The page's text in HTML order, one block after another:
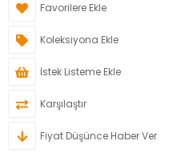
Favorilere Ekle
Koleksiyona Ekle
İstek Listeme Ekle
Karşılaştır
Fiyat Düşünce Haber Ver